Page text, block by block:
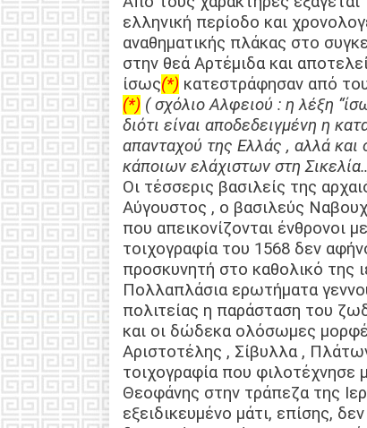
ελληνική περίοδο και
αναθηματικής πλάκας στο
στην θεά Αρτέμιδα και
ίσως(*) κατεστράφησαν από
(*) ( σχόλιο Αλφειού : η λέξη
διότι είναι αποδεδειγμένη η
απανταχού της Ελλάς , αλλά και
κάποιων ελάχιστων στη
Οι τέσσερις βασιλείς της
Αύγουστος , ο βασιλεύς
που απεικονίζονται ένθρονοι
τοιχογραφία του 1568 δεν
προσκυνητή στο καθολικό της
Πολλαπλάσια ερωτήματα
πολιτείας η παράσταση του
και οι δώδεκα ολόσωμες
Αριστοτέλης , Σίβυλλα ,
τοιχογραφία που φιλοτέχνησε
Θεοφάνης στην τράπεζα της
εξειδικευμένο μάτι, επίσης,